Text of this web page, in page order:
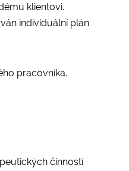
klientovi.
individuální plán
pracovníka.
činností